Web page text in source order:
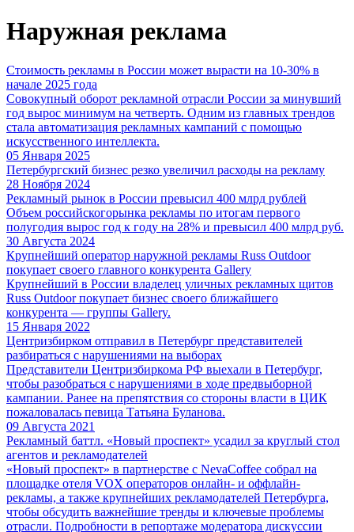
Наружная реклама
Стоимость рекламы в России может вырасти на 10-30% в
начале 2025 года
Совокупный оборот рекламной отрасли России за минувший
год вырос минимум на четверть. Одним из главных трендов
стала автоматизация рекламных кампаний с помощью
искусственного интеллекта.
05 Января 2025
Петербургский бизнес резко увеличил расходы на рекламу
28 Ноября 2024
Рекламный рынок в России превысил 400 млрд рублей
Объем российскогорынка рекламы по итогам первого
полугодия вырос год к году на 28% и превысил 400 млрд руб.
30 Августа 2024
Крупнейший оператор наружной рекламы Russ Outdoor
покупает своего главного конкурента Gallery
Крупнейший в России владелец уличных рекламных щитов
Russ Outdoor покупает бизнес своего ближайшего
конкурента — группы Gallery.
15 Января 2022
Центризбирком отправил в Петербург представителей
разбираться с нарушениями на выборах
Представители Центризбиркома РФ выехали в Петербург,
чтобы разобраться с нарушениями в ходе предвыборной
кампании. Ранее на препятствия со стороны власти в ЦИК
пожаловалась певица Татьяна Буланова.
09 Августа 2021
Рекламный баттл. «Новый проспект» усадил за круглый стол
агентов и рекламодателей
«Новый проспект» в партнерстве с NevaCoffee собрал на
площадке отеля VOX операторов онлайн- и оффлайн-
рекламы, а также крупнейших рекламодателей Петербурга,
чтобы обсудить важнейшие тренды и ключевые проблемы
отрасли. Подробности в репортаже модератора дискуссии